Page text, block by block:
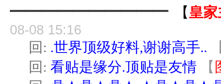
━━━━━━━━━━
【 皇家
08-08 15:16
回: .世界顶级好料,谢谢高手..
回: 看贴是缘分.顶贴是友情 【